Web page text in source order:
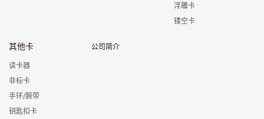
浮雕卡
镂空卡
其他卡
读卡器
非标卡
手环/腕带
钥匙扣卡
公司简介